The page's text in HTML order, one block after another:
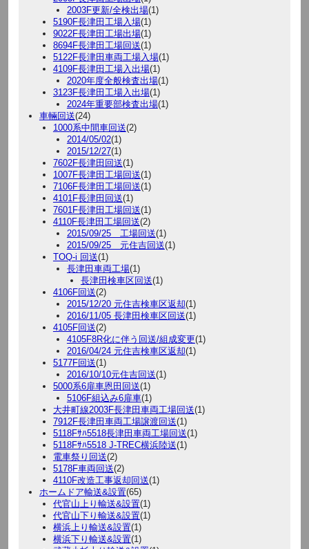
2003F更新/全検出場(1)
5190F長津田工場入場(1)
9022F長津田工場出場(1)
8694F長津田工場回送(1)
5122F長津田車両工場入場(1)
4109F長津田工場入出場(1)
2020年度全般検査出場(1)
3123F長津田工場入出場(1)
2024年重要部検査出場(1)
車輛回送(24)
1000系中間車回送(2)
2014/05/02(1)
2015/12/27(1)
7602F長津田回送(1)
1007F長津田工場回送(1)
7106F長津田工場回送(1)
4101F長津田回送(1)
7601F長津田工場回送(1)
4110F長津田工場回送(2)
2015/09/25 工場回送(1)
2015/09/25 元住吉回送(1)
TOQ-i 回送(1)
長津田車両工場(1)
長津田検車区回送(1)
4106F回送(2)
2015/12/20 元住吉検車区返却(1)
2016/11/05 長津田検車区回送(1)
4105F回送(2)
4105F8R化に伴う回送/組成変更(1)
2016/04/24 元住吉検車区返却(1)
5177F回送(1)
2016/10/10元住吉回送(1)
5000系6扉車恩田回送(1)
5106F組込み6扉車(1)
大井町線2003F長津田車両工場回送(1)
7912F長津田車両工場譲渡回送(1)
5118Fｻﾊ5518長津田車両工場回送(1)
5118Fｻﾊ5518 J-TREC横浜陸送(1)
電車祭り回送(2)
5178F車両回送(2)
4110F改造工事返却回送(1)
ホームドア輸送&設置(65)
代官山上り輸送&設置(1)
代官山下り輸送&設置(1)
横浜上り輸送&設置(1)
横浜下り輸送&設置(1)